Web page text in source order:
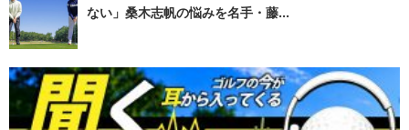
ない」桑木志帆の悩みを名手・藤...